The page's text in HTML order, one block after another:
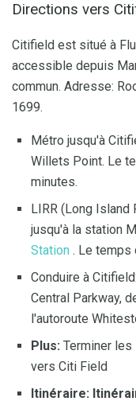
Directions vers
Citifield est situé à
accessible depuis
commun. Adresse:
1699.
Métro jusqu'à
Willets Point. Le
minutes.
LIRR (Long Island
jusqu'à la station
Station . Le temps
Conduire à
Central Parkway,
l'autoroute
Plus: Terminer
vers Citi Field
Itinéraire: